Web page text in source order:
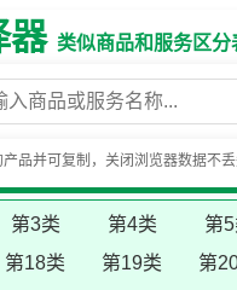
器类似商品和服务区分
品并可复制，关闭浏览器数据不丢
第3类 第4类 第
第18类 第19类 第